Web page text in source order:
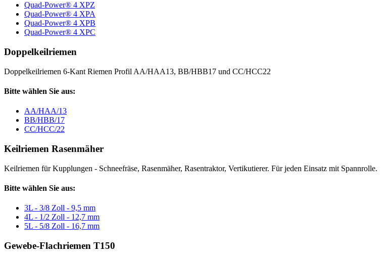
Quad-Power® 4 XPZ
Quad-Power® 4 XPA
Quad-Power® 4 XPB
Quad-Power® 4 XPC
Doppelkeilriemen
Doppelkeilriemen 6-Kant Riemen Profil AA/HAA13, BB/HBB17 und CC/HCC22
Bitte wählen Sie aus:
AA/HAA/13
BB/HBB/17
CC/HCC/22
Keilriemen Rasenmäher
Keilriemen für Kupplungen - Schneefräse, Rasenmäher, Rasentraktor, Vertikutierer. Für jeden Einsatz mit Spannrolle.
Bitte wählen Sie aus:
3L - 3/8 Zoll - 9,5 mm
4L - 1/2 Zoll - 12,7 mm
5L - 5/8 Zoll - 16,7 mm
Gewebe-Flachriemen T150